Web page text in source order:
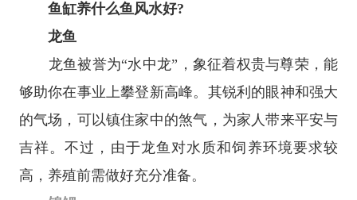
鱼缸养什么鱼风水好?
‌龙鱼‌
‌龙鱼‌被誉为“水中龙”，象征着权贵与尊荣，能
够助你在事业上攀登新高峰。其锐利的眼神和强大
的气场，可以镇住家中的煞气，为家人带来平安与
吉祥。不过，由于龙鱼对水质和饲养环境要求较
高，养殖前需做好充分准备。